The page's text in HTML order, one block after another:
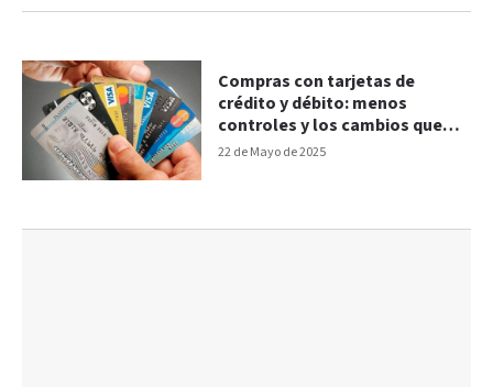
22 de Mayo de 2025
Compras con tarjetas de
crédito y débito: menos
controles y los cambios que
anunció el Gobierno